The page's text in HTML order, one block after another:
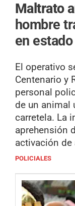
Maltrato
hombre
en
El operativo
Centenario y
personal
de un animal
carretela. La
aprehensión
activación
POLICIALES